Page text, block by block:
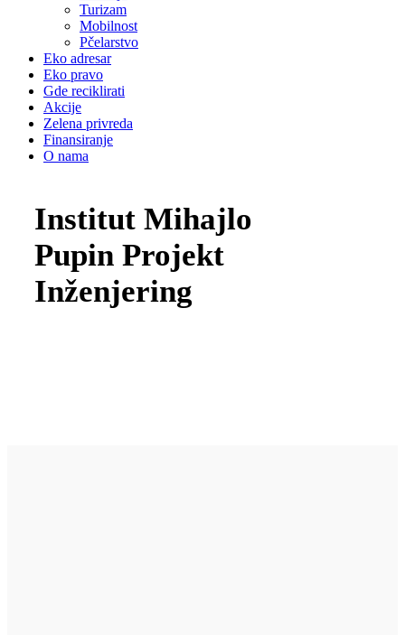
Turizam
Mobilnost
Pčelarstvo
Eko adresar
Eko pravo
Gde reciklirati
Akcije
Zelena privreda
Finansiranje
O nama
Institut Mihajlo
Pupin Projekt
Inženjering